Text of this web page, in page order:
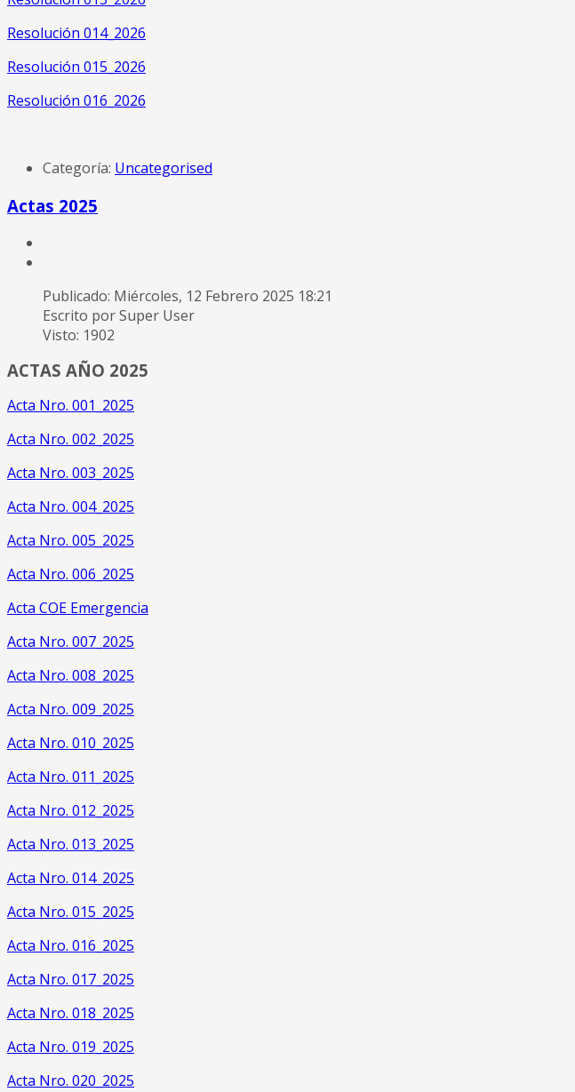
Resolución 014_2026
Resolución 015_2026
Resolución 016_2026
Categoría: Uncategorised
Actas 2025
Publicado: Miércoles, 12 Febrero 2025 18:21
Escrito por Super User
Visto: 1902
ACTAS AÑO 2025
Acta Nro. 001_2025
Acta Nro. 002_2025
Acta Nro. 003_2025
Acta Nro. 004_2025
Acta Nro. 005_2025
Acta Nro. 006_2025
Acta COE Emergencia
Acta Nro. 007_2025
Acta Nro. 008_2025
Acta Nro. 009_2025
Acta Nro. 010_2025
Acta Nro. 011_2025
Acta Nro. 012_2025
Acta Nro. 013_2025
Acta Nro. 014_2025
Acta Nro. 015_2025
Acta Nro. 016_2025
Acta Nro. 017_2025
Acta Nro. 018_2025
Acta Nro. 019_2025
Acta Nro. 020_2025